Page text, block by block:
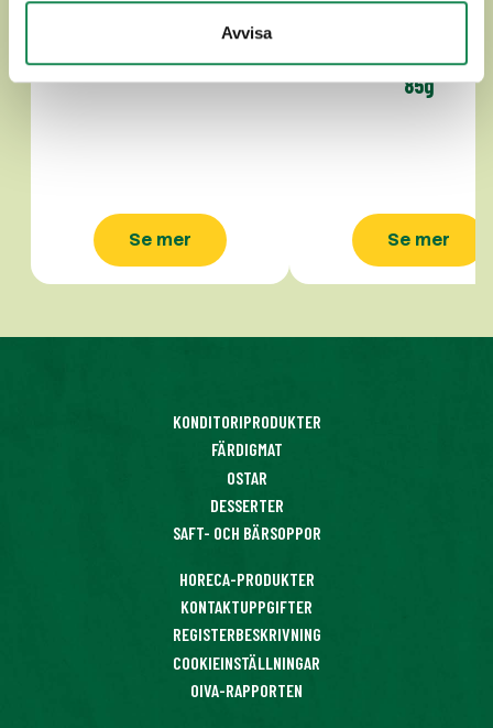
Avvisa
GLUTENFRI KYCKLINGPIE 85g
Se mer
GLUTENFRI
85g
Se mer
KONDITORIPRODUKTER
FÄRDIGMAT
OSTAR
DESSERTER
SAFT- OCH BÄRSOPPOR
HORECA-PRODUKTER
KONTAKTUPPGIFTER
REGISTERBESKRIVNING
COOKIEINSTÄLLNINGAR
OIVA-RAPPORTEN